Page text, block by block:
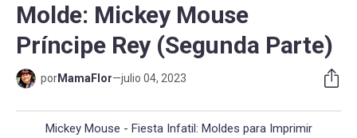
Molde: Mickey Mouse
Príncipe Rey (Segunda Parte)
porMamaFlor—julio 04, 2023
Mickey Mouse - Fiesta Infatil: Moldes para Imprimir